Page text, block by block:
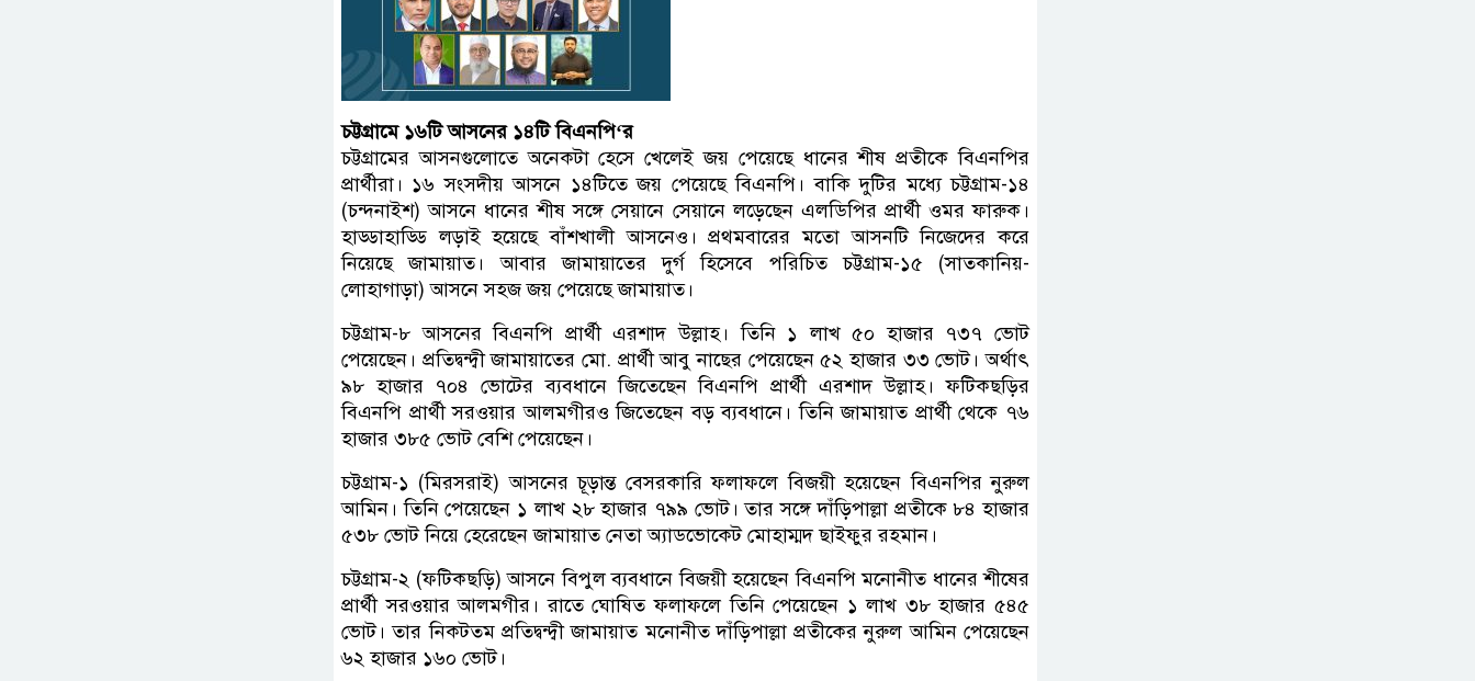
চট্টগ্রামে ১৬টি আসনের ১৪টি বিএনপি‘র
চট্টগ্রামের আসনগুলোতে অনেকটা হেসে খেলেই জয় পেয়েছে ধানের শীষ প্রতীকে বিএনপির
প্রার্থীরা। ১৬ সংসদীয় আসনে ১৪টিতে জয় পেয়েছে বিএনপি। বাকি দুটির মধ্যে চট্টগ্রাম-১৪
(চন্দনাইশ) আসনে ধানের শীষ সঙ্গে সেয়ানে সেয়ানে লড়েছেন এলডিপির প্রার্থী ওমর ফারুক।
হাড্ডাহাড্ডি লড়াই হয়েছে বাঁশখালী আসনেও। প্রথমবারের মতো আসনটি নিজেদের করে
নিয়েছে জামায়াত। আবার জামায়াতের দুর্গ হিসেবে পরিচিত চট্টগ্রাম-১৫ (সাতকানিয়-
লোহাগাড়া) আসনে সহজ জয় পেয়েছে জামায়াত।
চট্টগ্রাম-৮ আসনের বিএনপি প্রার্থী এরশাদ উল্লাহ। তিনি ১ লাখ ৫০ হাজার ৭৩৭ ভোট
পেয়েছেন। প্রতিদ্বন্দ্বী জামায়াতের মো. প্রার্থী আবু নাছের পেয়েছেন ৫২ হাজার ৩৩ ভোট। অর্থাৎ
৯৮ হাজার ৭০৪ ভোটের ব্যবধানে জিতেছেন বিএনপি প্রার্থী এরশাদ উল্লাহ। ফটিকছড়ির
বিএনপি প্রার্থী সরওয়ার আলমগীরও জিতেছেন বড় ব্যবধানে। তিনি জামায়াত প্রার্থী থেকে ৭৬
হাজার ৩৮৫ ভোট বেশি পেয়েছেন।
চট্টগ্রাম-১ (মিরসরাই) আসনের চূড়ান্ত বেসরকারি ফলাফলে বিজয়ী হয়েছেন বিএনপির নুরুল
আমিন। তিনি পেয়েছেন ১ লাখ ২৮ হাজার ৭৯৯ ভোট। তার সঙ্গে দাঁড়িপাল্লা প্রতীকে ৮৪ হাজার
৫৩৮ ভোট নিয়ে হেরেছেন জামায়াত নেতা অ্যাডভোকেট মোহাম্মদ ছাইফুর রহমান।
চট্টগ্রাম-২ (ফটিকছড়ি) আসনে বিপুল ব্যবধানে বিজয়ী হয়েছেন বিএনপি মনোনীত ধানের শীষের
প্রার্থী সরওয়ার আলমগীর। রাতে ঘোষিত ফলাফলে তিনি পেয়েছেন ১ লাখ ৩৮ হাজার ৫৪৫
ভোট। তার নিকটতম প্রতিদ্বন্দ্বী জামায়াত মনোনীত দাঁড়িপাল্লা প্রতীকের নুরুল আমিন পেয়েছেন
৬২ হাজার ১৬০ ভোট।